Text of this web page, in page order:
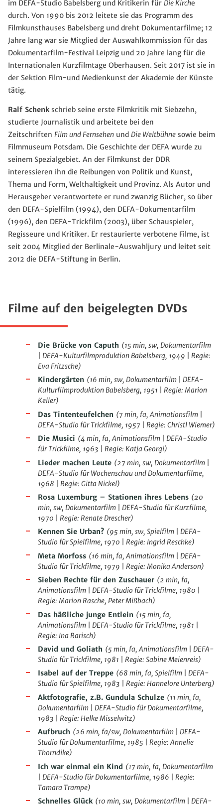
im DEFA-Studio Babelsberg und Kritikerin für Die Kirche
durch. Von 1990 bis 2012 leitete sie das Programm des
Filmkunsthauses Babelsberg und dreht Dokumentarfilme; 12
Jahre lang war sie Mitglied der Auswahlkommission für das
Dokumentarfilm-Festival Leipzig und 20 Jahre lang für die
Internationalen Kurzfilmtage Oberhausen. Seit 2017 ist sie in
der Sektion Film-und Medienkunst der Akademie der Künste
tätig.
Ralf Schenkschrieb seine erste Filmkritik mit Siebzehn,
studierte Journalistik und arbeitete bei den
Zeitschriften Film und Fernsehen und Die Weltbühne sowie beim
Filmmuseum Potsdam. Die Geschichte der DEFA wurde zu
seinem Spezialgebiet. An der Filmkunst der DDR
interessieren ihn die Reibungen von Politik und Kunst,
Thema und Form, Welthaltigkeit und Provinz. Als Autor und
Herausgeber verantwortete er rund zwanzig Bücher, so über
den DEFA-Spielfilm (1994), den DEFA-Dokumentarfilm
(1996), den DEFA-Trickfilm (2003), über Schauspieler,
Regisseure und Kritiker. Er restaurierte verbotene Filme, ist
seit 2004 Mitglied der Berlinale-Auswahljury und leitet seit
2012 die DEFA-Stiftung in Berlin.
Filme auf den beigelegten DVDs
Die Brücke von Caputh (15 min, sw, Dokumentarfilm
| DEFA-Kulturfilmproduktion Babelsberg, 1949 | Regie:
Eva Fritzsche)
Kindergärten (16 min, sw, Dokumentarfilm | DEFA-
Kulturfilmproduktion Babelsberg, 1951 | Regie: Marion
Keller)
Das Tintenteufelchen (7 min, fa, Animationsfilm |
DEFA-Studio für Trickfilme, 1957 | Regie: Christl Wiemer)
Die Musici (4 min, fa, Animationsfilm | DEFA-Studio
für Trickfilme, 1963 | Regie: Katja Georgi)
Lieder machen Leute (27 min, sw, Dokumentarfilm |
DEFA-Studio für Wochenschau und Dokumentarfilme,
1968 | Regie: Gitta Nickel)
Rosa Luxemburg – Stationen ihres Lebens (20
min, sw, Dokumentarfilm | DEFA-Studio für Kurzfilme,
1970 | Regie: Renate Drescher)
Kennen Sie Urban? (95 min, sw, Spielfilm | DEFA-
Studio für Spielfilme, 1970 | Regie: Ingrid Reschke)
Meta Morfoss (16 min, fa, Animationsfilm | DEFA-
Studio für Trickfilme, 1979 | Regie: Monika Anderson)
Sieben Rechte für den Zuschauer (2 min, fa,
Animationsfilm | DEFA-Studio für Trickfilme, 1980 |
Regie: Marion Rasche, Peter Mißbach)
Das häßliche junge Entlein (15 min, fa,
Animationsfilm | DEFA-Studio für Trickfilme, 1981 |
Regie: Ina Rarisch)
David und Goliath (5 min, fa, Animationsfilm | DEFA-
Studio für Trickfilme, 1981 | Regie: Sabine Meien­reis)
Isabel auf der Treppe (68 min, fa, Spielfilm | DEFA-
Studio für Spielfilme, 1983 | Regie: Hannelore Unterberg)
Aktfotografie, z.B. Gundula Schulze (11 min, fa,
Dokumentarfilm | DEFA-Studio für Dokumentarfilme,
1983 | Regie: Helke Misselwitz)
Aufbruch (26 min, fa/sw, Dokumentarfilm | DEFA-
Studio für Dokumentarfilme, 1985 | Regie: Annelie
Thorndike)
Ich war einmal ein Kind (17 min, fa, Dokumentarfilm
| DEFA-Studio für Dokumentarfilme, 1986 | Regie:
Tamara Trampe)
Schnelles Glück (10 min, sw, Dokumentarfilm | DEFA-